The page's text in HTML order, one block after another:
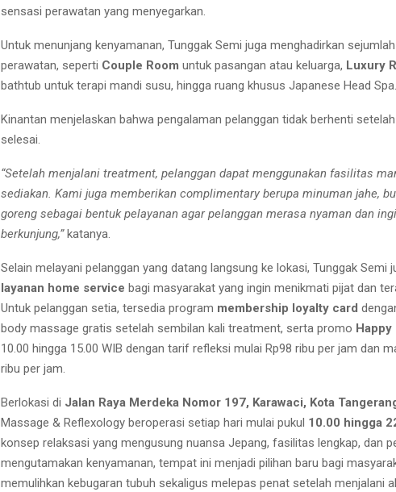
sensasi perawatan yang menyegarkan.
Untuk menunjang kenyamanan, Tunggak Semi juga menghadirkan
perawatan, seperti Couple Room untuk pasangan atau keluarga, Luxury
bathtub untuk terapi mandi susu, hingga ruang khusus Japanese Head Spa.
Kinantan menjelaskan bahwa pengalaman pelanggan tidak berhenti
selesai.
“Setelah menjalani treatment, pelanggan dapat menggunakan fasilitas
sediakan. Kami juga memberikan complimentary berupa minuman jahe,
goreng sebagai bentuk pelayanan agar pelanggan merasa nyaman dan
berkunjung,”katanya.
Selain melayani pelanggan yang datang langsung ke lokasi, Tunggak Semi
layanan home service bagi masyarakat yang ingin menikmati pijat dan
Untuk pelanggan setia, tersedia program membership loyalty card
body massage gratis setelah sembilan kali treatment, serta promo Happy
10.00 hingga 15.00 WIB dengan tarif refleksi mulai Rp98 ribu per jam dan
ribu per jam.
Berlokasi di Jalan Raya Merdeka Nomor 197, Karawaci, Kota
Massage & Reflexology beroperasi setiap hari mulai pukul 10.00 hingga
konsep relaksasi yang mengusung nuansa Jepang, fasilitas lengkap, dan
mengutamakan kenyamanan, tempat ini menjadi pilihan baru bagi
memulihkan kebugaran tubuh sekaligus melepas penat setelah menjalani